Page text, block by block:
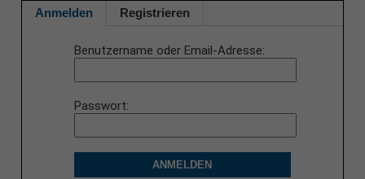
Anmelden Registrieren
Benutzername oder Email-Adresse
Passwort
ANMELDEN